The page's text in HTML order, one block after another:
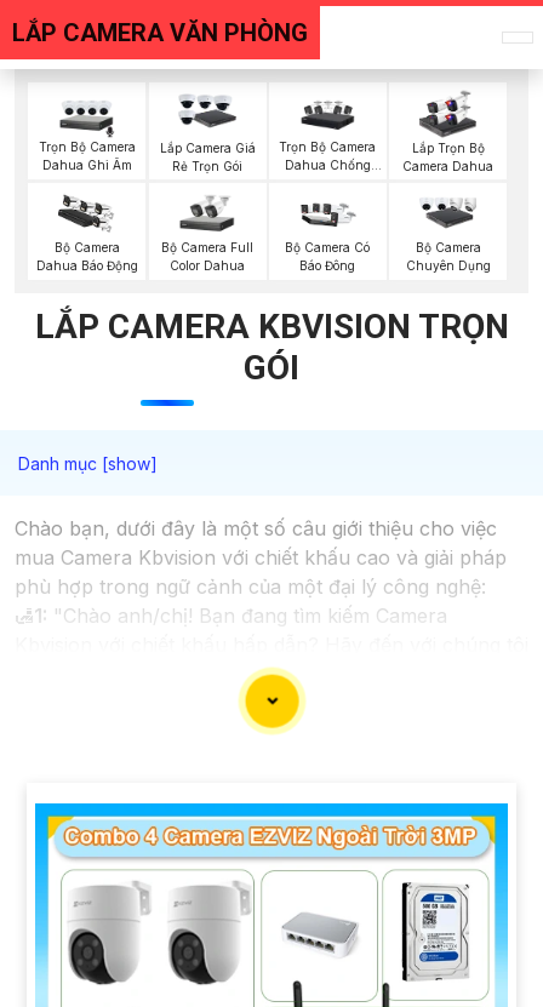
LẮP CAMERA VĂN PHÒNG
Trọn Bộ Camera
Dahua Ghi Âm
Lắp Camera Giá
Rẻ Trọn Gói
Trọn Bộ Camera
Dahua Chống
Lắp Trọn Bộ
Camera Dahua
Bộ Camera
Dahua Báo Động
Bộ Camera Full
Color Dahua
Bộ Camera Có
Báo Đông
Bộ Camera
Chuyên Dụng
LẮP CAMERA KBVISION TRỌN
GÓI
Chào bạn, dưới đây là một số câu giới thiệu cho việc
mua Camera Kbvision với chiết khấu cao và giải pháp
phù hợp trong ngữ cảnh của một đại lý công nghệ:
🛃1: "Chào anh/chị! Bạn đang tìm kiếm Camera
để nhận ưu đãi đặc biệt và được tư vấn về giải pháp
chính xác nhất cho nhu cầu an ninh của bạn!"
"Bạn muốn mua Camera Kbvision với giá ưu đãi
nghiệm!"
3:"Chúng tôi cam kết cung cấp Camera Kbvision
chính hãng với chiết khấu cao nhất trên thị trường.
Hãy đến với chúng tôi để trải nghiệm dịch vụ tốt nhất
và nhận được sự tư vấn chuyên nghiệp về giải pháp an
ninh cần thiết!"
Hy vọng những câu giới thiệu trên sẽ giúp bạn thành